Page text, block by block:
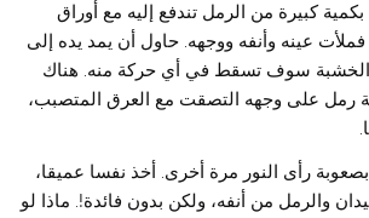
كبيرة من الرمل تندفع إليه مع أوراق
عينه وأنفه ووجهه. حاول أن يمد يده إلى
الخشبة سوف تسقط في أي حركة منه. هناك
رمل على وجهه التصقت مع العرق المتصبب،
رأى النور مرة أخرى. أخذ نفسا عميقا،
والرمل من أنفه، ولكن بدون فائدة!. ماذا لو